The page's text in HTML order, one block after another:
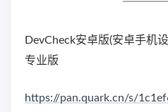
DevCheck安卓版(安卓手机
专业版
https://pan.quark.cn/s/